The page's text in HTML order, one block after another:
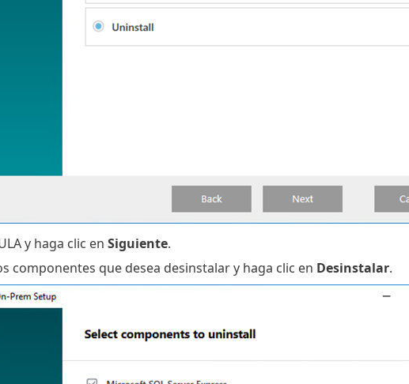
y haga clic en Siguiente.
componentes que desea desinstalar y haga clic en Desinstalar.